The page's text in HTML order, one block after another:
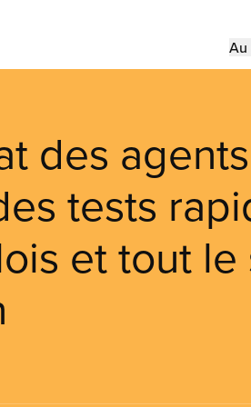
Au
des
tests
et tout